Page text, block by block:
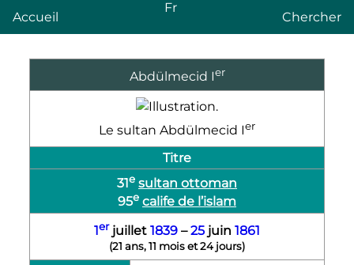
Accueil
Fr
Chercher
Abdülmecid Ier
Le sultan Abdülmecid Ier
Titre
31e sultan ottoman
95e calife de l’islam
1erjuillet 1839 –25 juin 1861
(21 ans, 11 mois et 24 jours)